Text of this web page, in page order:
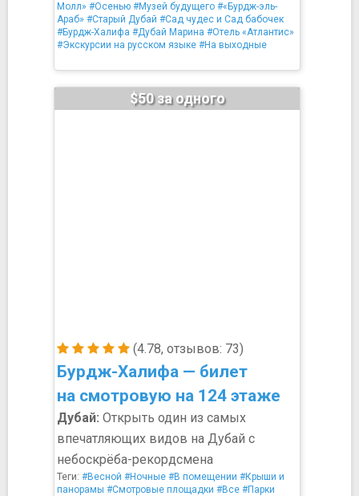
Молл» #Осенью #Музей будущего #«Бурдж-эль-
Араб» #Старый Дубай #Сад чудес и Сад бабочек
#Бурдж-Халифа #Дубай Марина #Отель «Атлантис»
#Экскурсии на русском языке #На выходные
(4.78, отзывов: 73)
Бурдж-Халифа — билет
на смотровую на 124 этаже
$50 за одного
Дубай: Открыть один из самых
впечатляющих видов на Дубай с
небоскрёба-рекордсмена
Теги: #Весной #Ночные #В помещении #Крыши и
панорамы #Смотровые площадки #Все #Парки